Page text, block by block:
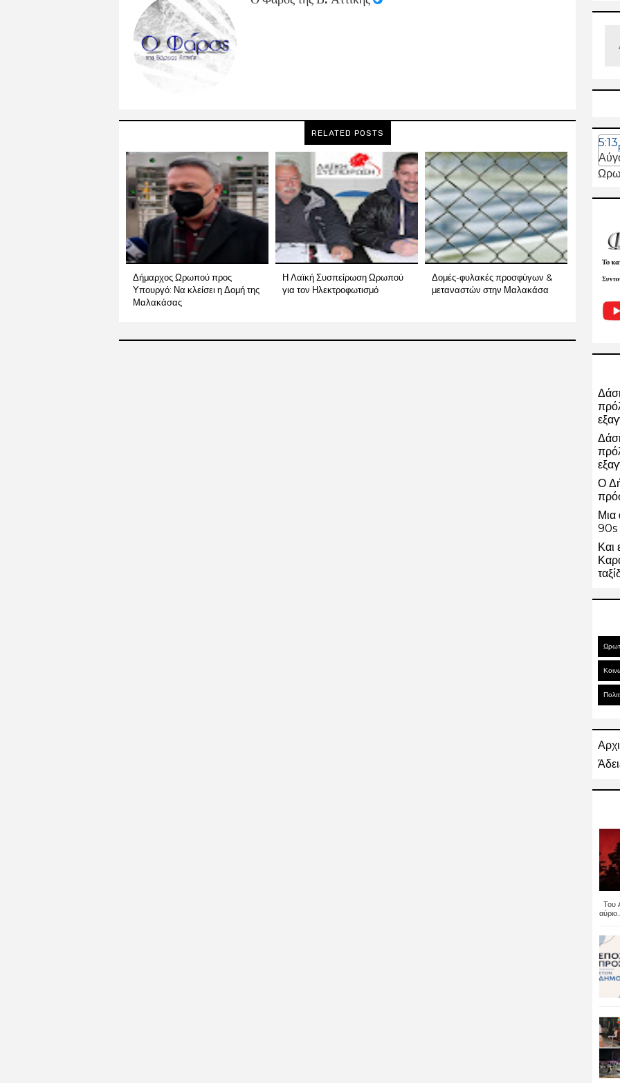
RELATED POSTS
Δήμαρχος Ωρωπού προς
Υπουργό: Να κλείσει η Δομή της
Μαλακάσας
Η Λαϊκή Συσπείρωση Ωρωπού
για τον Ηλεκτροφωτισμό
Δομές-φυλακές προσφύγων &
μεταναστών στην Μαλακάσα
5:13
Ο
Μια
90s
Και
Του